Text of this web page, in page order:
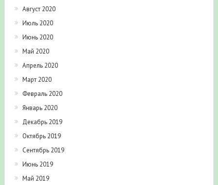
Август 2020
Июль 2020
Июнь 2020
Май 2020
Апрель 2020
Март 2020
Февраль 2020
Январь 2020
Декабрь 2019
Октябрь 2019
Сентябрь 2019
Июнь 2019
Май 2019